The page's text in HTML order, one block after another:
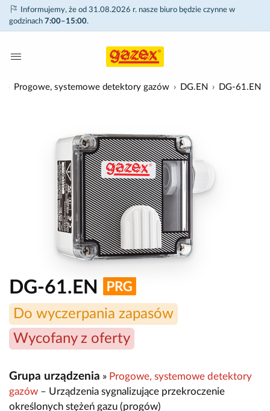
Informujemy, że od 31.08.2026 r. nasze biuro będzie czynne w
godzinach 7:00–15:00.
Progowe, systemowe detektory gazów DG.EN DG-61.EN
DG-61.EN
Do wyczerpania zapasów
Wycofany z oferty
Grupa urządzenia » Progowe, systemowe detektory
gazów – Urządzenia sygnalizujące przekroczenie
określonych stężeń gazu (progów)